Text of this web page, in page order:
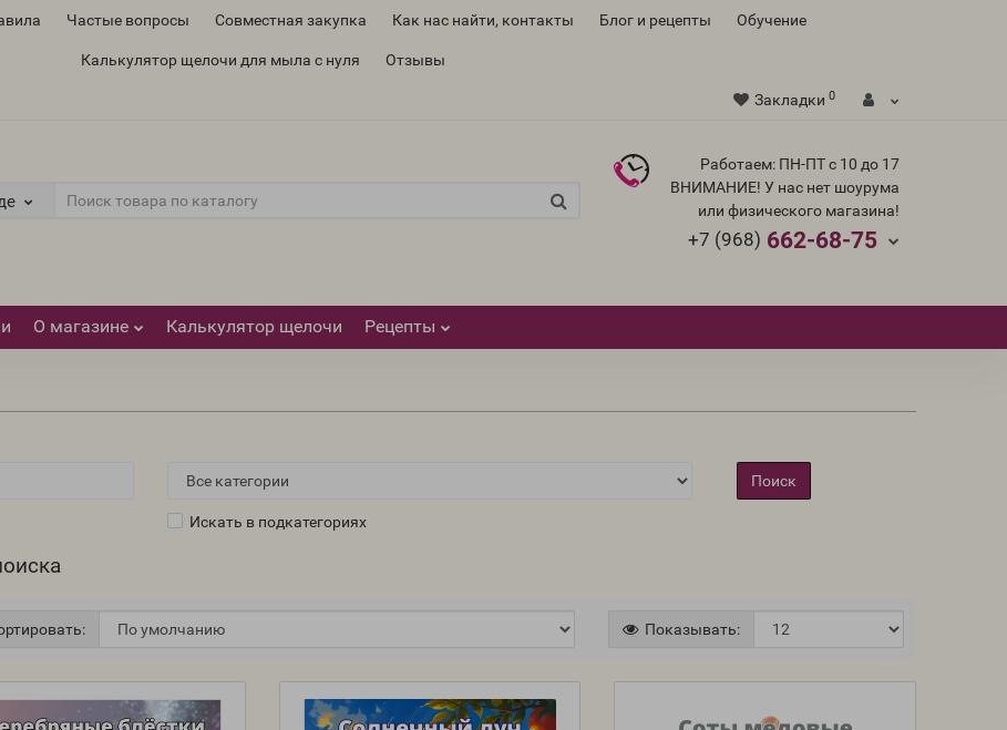
Частые вопросы Совместная закупка Как нас найти, контакты Блог и рецепты Обучение
Калькулятор щелочи для мыла с нуля Отзывы
Закладки 0
Работаем: ПН-ПТ с 10 до 17
ВНИМАНИЕ! У нас нет шоурума
или физического магазина!
+7 (968) 662-68-75
О магазине Калькулятор щелочи Рецепты
Искать в подкатегориях
Показывать: